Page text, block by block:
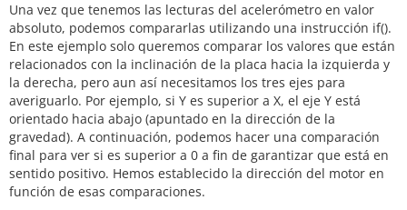
//else if Y is greater than X and Z its on edge
else if ( (absY > absX) & & (absY > absZ))
{
// if Y is positive orientation (digital pins u
p)and is set to 1
if (y > 0)
  {
forward();
  }
//the Y is in the negative orientation (analog p
ins up) and is set to 2
  }
//the Y is in the negative orientation (analog p
ins up) and is set to 2
else
  {
reverse
();
  }
Una vez que tenemos las lecturas del acelerómetro en valor
absoluto, podemos compararlas utilizando una instrucción if().
En este ejemplo solo queremos comparar los valores que están
relacionados con la inclinación de la placa hacia la izquierda y
la derecha, pero aun así necesitamos los tres ejes para
averiguarlo. Por ejemplo, si Y es superior a X, el eje Y está
orientado hacia abajo (apuntado en la dirección de la
gravedad). A continuación, podemos hacer una comparación
final para ver si es superior a 0 a fin de garantizar que está en
sentido positivo. Hemos establecido la dirección del motor en
función de esas comparaciones.